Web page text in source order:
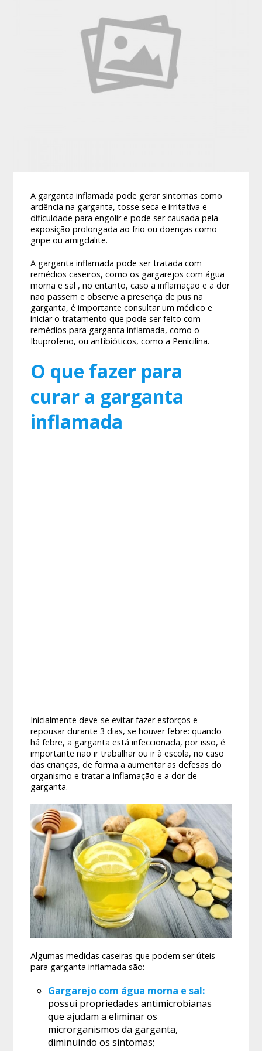
A garganta inflamada pode gerar sintomas como
ardência na garganta, tosse seca e irritativa e
dificuldade para engolir e pode ser causada pela
exposição prolongada ao frio ou doenças como
gripe ou amigdalite.
A garganta inflamada pode ser tratada com
remédios caseiros, como os gargarejos com água
morna e sal , no entanto, caso a inflamação e a dor
não passem e observe a presença de pus na
garganta, é importante consultar um médico e
iniciar o tratamento que pode ser feito com
remédios para garganta inflamada, como o
Ibuprofeno, ou antibióticos, como a Penicilina.
O que fazer para
curar a garganta
inflamada
Inicialmente deve-se evitar fazer esforços e
repousar durante 3 dias, se houver febre: quando
há febre, a garganta está infeccionada, por isso, é
importante não ir trabalhar ou ir à escola, no caso
das crianças, de forma a aumentar as defesas do
organismo e tratar a inflamação e a dor de
garganta.
Algumas medidas caseiras que podem ser úteis
para garganta inflamada são:
Gargarejo com água morna e sal:
possui propriedades antimicrobianas
que ajudam a eliminar os
microrganismos da garganta,
diminuindo os sintomas;